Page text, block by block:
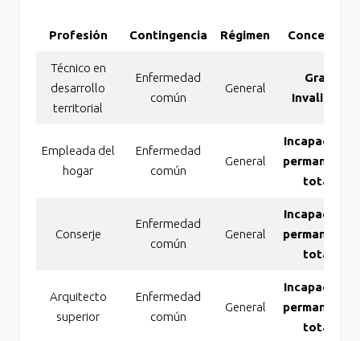
Profesión Contingencia Régimen Concesión
Técnico en
desarrollo
territorial
Enfermedad
común
General
Gran
Invalidez
Empleada del
hogar
Enfermedad
común
General
Incapacidad
permanente
total
Conserje
Enfermedad
común
General
Incapacidad
permanente
total
Arquitecto
superior
Enfermedad
común
General
Incapacidad
permanente
total